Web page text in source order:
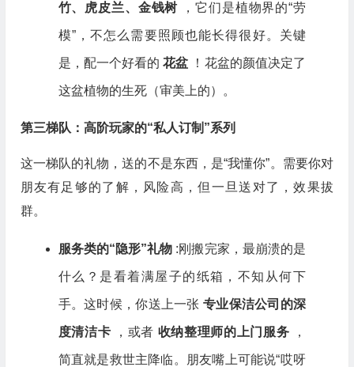
竹、虎皮兰、金钱树 ，它们是植物界的“劳
模”，不怎么需要照顾也能长得很好。关键
是，配一个好看的花盆 ！花盆的颜值决定了
这盆植物的生死（审美上的）。
第三梯队：高阶玩家的“私人订制”系列
这一梯队的礼物，送的不是东西，是“我懂你”。需要你对
朋友有足够的了解，风险高，但一旦送对了，效果拔
群。
服务类的“隐形”礼物 :刚搬完家，最崩溃的是
什么？是看着满屋子的纸箱，不知从何下
手。这时候，你送上一张 专业保洁公司的深
度清洁卡 ，或者 收纳整理师的上门服务 ，
简直就是救世主降临。朋友嘴上可能说“哎呀